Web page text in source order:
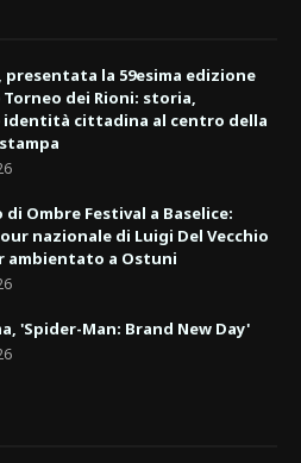
presentata la 59esima edizione
dei Rioni: storia,
identità cittadina al centro della
di Ombre Festival a Baselice:
nazionale di Luigi Del Vecchio
ambientato a Ostuni
'Spider-Man: Brand New Day'